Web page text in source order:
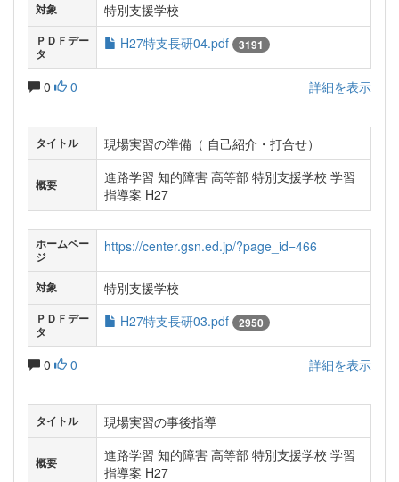
対象 特別支援学校
ＰＤＦデー
タ
H27特支長研04.pdf 3191
0 0 詳細を表示
タイトル 現場実習の準備（ 自己紹介・打合せ）
概要
進路学習 知的障害 高等部 特別支援学校 学習
指導案 H27
ホームペー
ジ
https://center.gsn.ed.jp/?page_id=466
対象 特別支援学校
ＰＤＦデー
タ
H27特支長研03.pdf 2950
0 0 詳細を表示
タイトル 現場実習の事後指導
概要
進路学習 知的障害 高等部 特別支援学校 学習
指導案 H27